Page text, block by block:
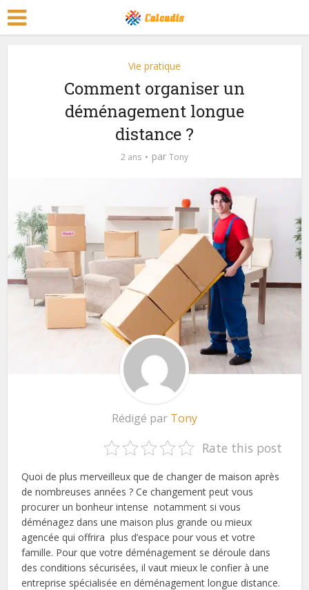
Vie pratique
Comment organiser un
déménagement longue
distance ?
2 ans par Tony
Rédigé par Tony
Rate this post
Quoi de plus merveilleux que de changer de maison après
de nombreuses années ? Ce changement peut vous
procurer un bonheur intense notamment si vous
déménagez dans une maison plus grande ou mieux
agencée qui offrira plus d’espace pour vous et votre
famille. Pour que votre déménagement se déroule dans
des conditions sécurisées, il vaut mieux le confier à une
entreprise spécialisée en déménagement longue distance.